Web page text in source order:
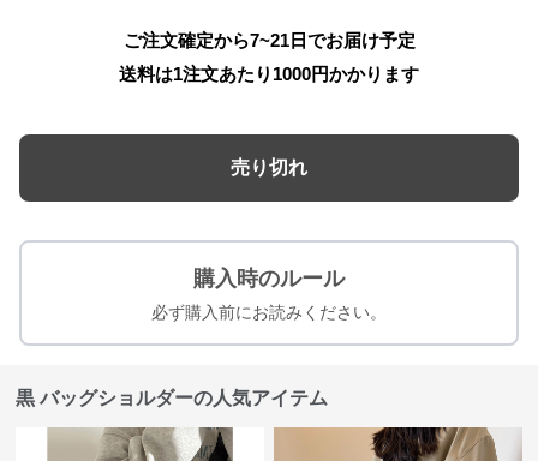
ご注文確定から7~21日でお届け予定
送料は1注文あたり 1000円かかります
売り切れ
購入時のルール
必ず購入前にお読みください。
黒 バッグショルダーの人気アイテム